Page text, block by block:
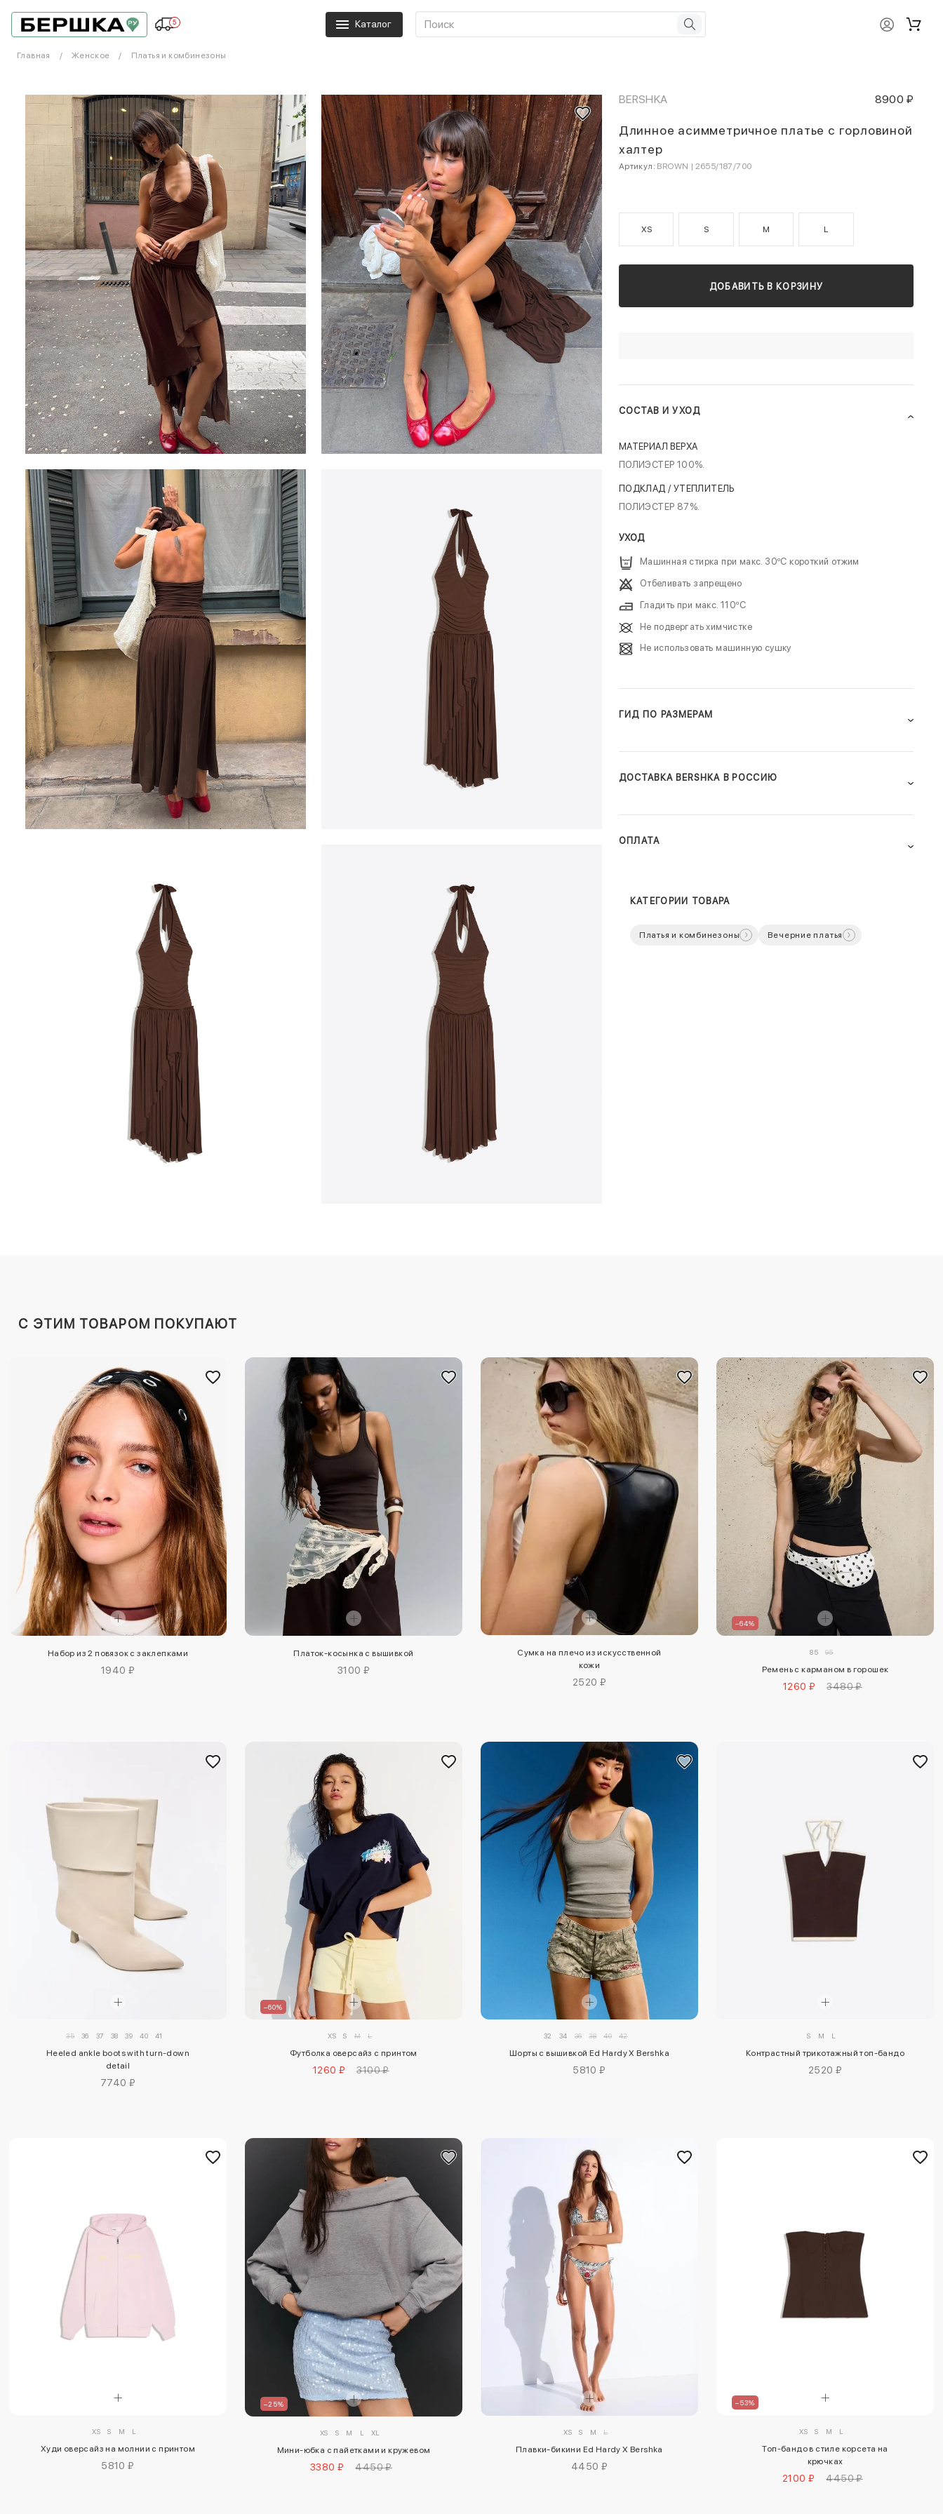
5 Каталог
Главная Женское Платья и комбинезоны
BERSHKA 8900 ₽
Длинное асимметричное платье с горловиной
халтер
Артикул: BROWN | 2655/187/700
XS S M L
ДОБАВИТЬ В КОРЗИНУ
СОСТАВ И УХОД
МАТЕРИАЛ ВЕРХА
ПОЛИЭСТЕР 100%.
ПОДКЛАД / УТЕПЛИТЕЛЬ
ПОЛИЭСТЕР 87%.
УХОД
Машинная стирка при макс. 30ºC короткий отжим
Отбеливать запрещено
Гладить при макс. 110ºC
Не подвергать химчистке
Не использовать машинную сушку
ГИД ПО РАЗМЕРАМ
ДОСТАВКА BERSHKA В РОССИЮ
ОПЛАТА
КАТЕГОРИИ ТОВАРА
Платья и комбинезоны Вечерние платья
C ЭТИМ ТОВАРОМ ПОКУПАЮТ
Набор из 2 повязок с заклепками
1940 ₽
Платок-косынка с вышивкой
3100 ₽
Сумка на плечо из искусственной
кожи
2520 ₽
–64%
85 95
Ремень с карманом в горошек
1260 ₽ 3480 ₽
35 36 37 38 39 40 41
Heeled ankle boots with turn-down
detail
7740 ₽
–60%
XS S M L
Футболка оверсайз с принтом
1260 ₽ 3100 ₽
32 34 36 38 40 42
Шорты с вышивкой Ed Hardy X Bershka
5810 ₽
S M L
Контрастный трикотажный топ-бандо
2520 ₽
XS S M L
Худи оверсайз на молнии с принтом
5810 ₽
–25%
XS S M L XL
Мини-юбка с пайетками и кружевом
3380 ₽ 4450 ₽
XS S M L
Плавки-бикини Ed Hardy X Bershka
4450 ₽
–53%
XS S M L
Топ-бандо в стиле корсета на
крючках
2100 ₽ 4450 ₽